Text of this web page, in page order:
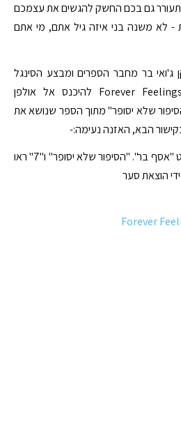
גם בכם החשק להגשים את עצמכם
לא משנה בני איזה גיל אתם, מי אתם
ג'ואי בר מחבר הספרים ומבצע הסינגל
Forever Feelings On The Dance Floor להיכנס אל אולפן
שלא יסופר" מתוך הספר שנושא את
הבא, האזנה נעימה:-
ג'ואי חותם את ספריו בשם העט "אסף בר". "הסיפור שלא יסופר" ו"7" ראו
הוצאת סער
Forever